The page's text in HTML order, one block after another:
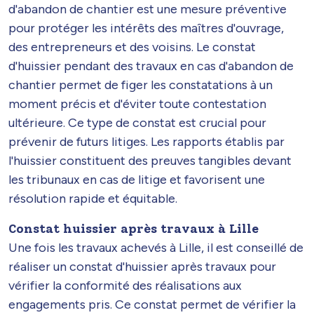
d'abandon de chantier est une mesure préventive
pour protéger les intérêts des maîtres d'ouvrage,
des entrepreneurs et des voisins. Le constat
d'huissier pendant des travaux en cas d'abandon de
chantier permet de figer les constatations à un
moment précis et d'éviter toute contestation
ultérieure. Ce type de constat est crucial pour
prévenir de futurs litiges. Les rapports établis par
l'huissier constituent des preuves tangibles devant
les tribunaux en cas de litige et favorisent une
résolution rapide et équitable.
Constat huissier après travaux à Lille
Une fois les travaux achevés à Lille, il est conseillé de
réaliser un constat d'huissier après travaux pour
vérifier la conformité des réalisations aux
engagements pris. Ce constat permet de vérifier la